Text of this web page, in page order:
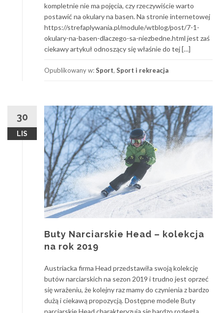
kompletnie nie ma pojęcia, czy rzeczywiście warto
postawić na okulary na basen. Na stronie internetowej
https://strefaplywania.pl/module/wtblog/post/7-1-
okulary-na-basen-dlaczego-sa-niezbedne.html jest zaś
ciekawy artykuł odnoszący się właśnie do tej […]
Opublikowany w:Sport, Sport i rekreacja
30
LIS
Buty Narciarskie Head – kolekcja
na rok 2019
Austriacka firma Head przedstawiła swoją kolekcję
butów narciarskich na sezon 2019 i trudno jest oprzeć
się wrażeniu, że kolejny raz mamy do czynienia z bardzo
dużą i ciekawą propozycją. Dostępne modele Buty
narciarskie Head charakteryzują się bardzo rozległą